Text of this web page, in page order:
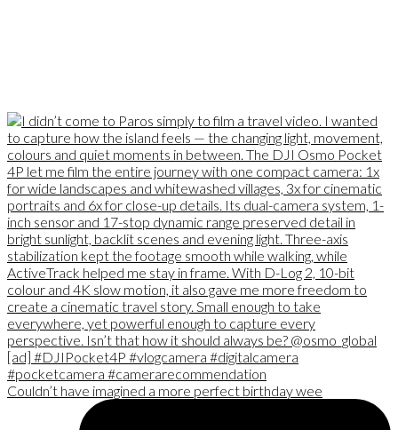
Couldn’t have imagined a more perfect birthday wee